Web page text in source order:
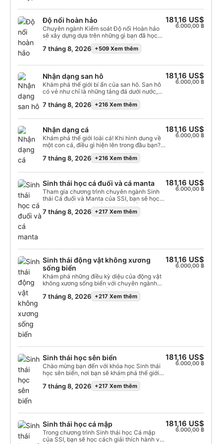
Độ nổi hoàn hảo
Chuyên ngành Kiểm soát Độ nổi Hoàn hảo
sẽ xây dựng dựa trên những gì bạn đã học
về Kiểm soát Độ nổi khi mới bắt đầu lặn và
đưa những kỹ năng này lên một tầm cao mới.
mình lơ lửng gần như bất động và muốn đạt
điều bắt buộc. Bạn sẽ tinh chỉnh kỹ thuật thở
và điều chỉnh trọng lượng để lơ lửng bất
động ở bất kỳ vị trí nào và giữ tư thế hoàn
hảo để không làm xáo trộn thế giới dưới
nước. Cho dù bạn là nhiếp ảnh gia dưới
nước, thích ngắm nhìn sinh vật biển, hay
muốn lặn vào xác tàu hoặc hang động –
kiểm soát độ nổi là điều bạn cần để đạt đến
sự hoàn hảo.
7 tháng 8, 2026 +509 Xem thêm
181,16 US$
6.000,00 ฿
Nhận dạng san hô
Khám phá thế giới bí ẩn của san hô. San hô
có vẻ như chỉ là những tảng đá dưới nước,
nhưng thực chất chúng là những sinh vật
sống, sinh sản, kiếm ăn và chết đi, để lại
hô đại dương. Chương trình này sẽ đưa bạn
tìm hiểu sâu về sinh học hấp dẫn của san
hô, sự tương tác giữa chúng, những quan
niệm sai lầm phổ biến và các nỗ lực bảo tồn
đang diễn ra. Với hơn 500 loài, chúng ta sẽ
cùng khám phá vai trò quan trọng của san
hô trong việc duy trì sự sống dưới biển và
7 tháng 8, 2026 +216 Xem thêm
181,16 US$
6.000,00 ฿
Nhận dạng cá
Khám phá thế giới loài cá! Khi hình dung về
một con cá, điều gì hiện lên trong đầu bạn?
Màu sắc rực rỡ, thân hình thon gọn hay
những hành vi hấp dẫn? Với hàng ngàn loài
cỡ, nhưng chúng đều có những đặc điểm
chung quan trọng giúp chúng khác biệt so
với các sinh vật biển khác. Được tìm thấy ở
hầu hết mọi vùng nước, những sinh vật tuyệt
vời này đóng vai trò thiết yếu trong việc duy
trì hệ sinh thái đại dương. Chương trình này
sẽ đi sâu vào sinh học và hành vi của cá,
7 tháng 8, 2026 +216 Xem thêm
181,16 US$
6.000,00 ฿
Sinh thái học cá đuối và cá manta
Tham gia chương trình chuyên ngành Sinh
thái Cá đuối và Manta của SSI, bạn sẽ học
cách lặn cùng cá đuối và nhận biết các loài
cá đuối khác nhau. Bạn sẽ được học về vai
chứng chỉ chuyên ngành Sinh thái Cá đuối
7 tháng 8, 2026 +217 Xem thêm
181,16 US$
6.000,00 ฿
Sinh thái động vật không xương
sống biển
Khám phá những điều kỳ diệu của động vật
không xương sống biển với chuyên ngành
sinh thái học SSI mới của chúng tôi — Sinh
thái học động vật không xương sống biển.
con người và động vật không xương sống
biển cũng như tác động của chúng đến các
rạn san hô. Chương trình này nâng cao nhận
thức về môi trường, đặc biệt là trong thế giới
dưới nước. Chương trình này sẽ tăng cường
nhận thức về môi trường của bạn và giúp
bạn trân trọng hơn nữa đời sống sinh vật
xương sống biển SSI.
7 tháng 8, 2026 +217 Xem thêm
181,16 US$
6.000,00 ฿
Sinh thái học sên biển
Chào mừng bạn đến với khóa học Sinh thái
học sên biển, nơi bạn sẽ khám phá thế giới
của các loài sên biển trong bảy buổi học chi
tiết. Bắt đầu với phân loại và môi trường
hệ với các sinh vật biển khác, thói quen ăn
uống và vai trò quan trọng của chúng trong
hệ sinh thái. Tìm hiểu về cơ chế phòng vệ và
tương tác của chúng với con người, nhấn
mạnh tầm quan trọng của nghiên cứu và bảo
7 tháng 8, 2026 +217 Xem thêm
181,16 US$
6.000,00 ฿
Sinh thái học cá mập
Trong chương trình Sinh thái học Cá mập
của SSI, bạn sẽ học cách giải thích hành vi
181,16 US$
6.000,00 ฿